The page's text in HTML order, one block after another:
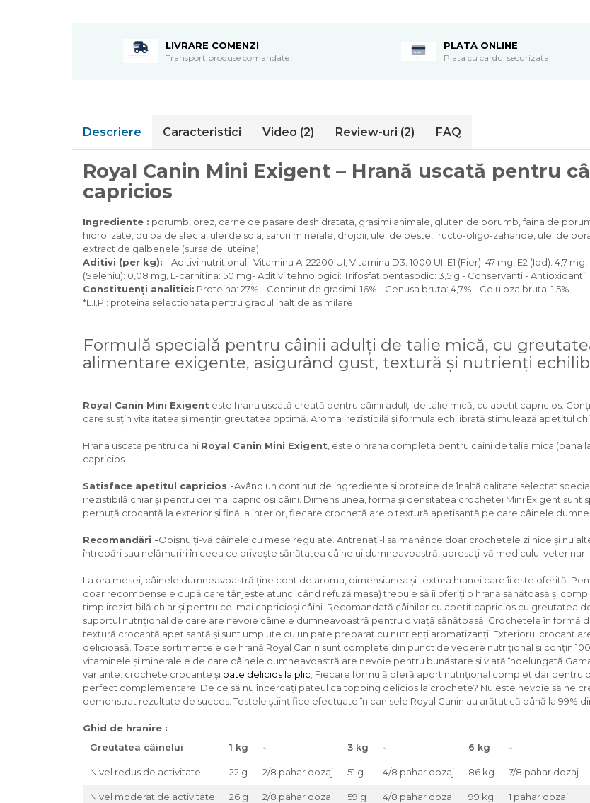
Neoane si LED-uri pentru acvarii
Fertilizatori acvarii
Tratamente pesti acvariu
Furtune si conectori acvarii
Conditioneri apa acvariu
Decoruri si plante artificiale
Accesorii acvarii
Piese de schimb
Colivii pentru pasari
Incalzitoare si pompe terarii
Solutii iluminat terarii
Accesorii diverse terarii
Conditioner apa iaz
Hrana pesti iazuri
LIVRARE COMENZI
Transport produse comandate
PLATA ONLINE
Plata cu cardul securizata
Descriere Caracteristici Video (2) Review-uri (2) FAQ
Royal Canin Mini Exigent – Hrană uscată pentru
capricios
Ingrediente : porumb, orez, carne de pasare deshidratata, grasimi animale, gluten de porumb, faina de
hidrolizate, pulpa de sfecla, ulei de soia, saruri minerale, drojdii, ulei de peste, fructo-oligo-zaharide, ulei de
extract de galbenele (sursa de luteina).
Aditivi (per kg): - Aditivi nutritionali: Vitamina A: 22200 UI, Vitamina D3: 1000 UI, E1 (Fier): 47 mg, E2 (Iod): 4,7
(Seleniu): 0,08 mg, L-carnitina: 50 mg- Aditivi tehnologici: Trifosfat pentasodic: 3,5 g - Conservanti - Antioxidanti.
Constituenţi analitici: Proteina: 27% - Continut de grasimi: 16% - Cenusa bruta: 4,7% - Celuloza bruta: 1,5%.
*L.I.P.: proteina selectionata pentru gradul inalt de asimilare.
Formulă specială pentru câinii adulți de talie mică, cu
alimentare exigente, asigurând gust, textură și nutrienți
Royal Canin Mini Exigent este hrana uscată creată pentru câinii adulți de talie mică, cu apetit capricios.
care susțin vitalitatea și mențin greutatea optimă. Aroma irezistibilă și formula echilibrată stimulează apetitul
Hrana uscata pentru caini Royal Canin Mini Exigent , este o hrana completa pentru caini de talie mica (pana
capricios
Satisface apetitul capricios -Având un conținut de ingrediente și proteine de înaltă calitate selectat
irezistibilă chiar și pentru cei mai capricioși câini. Dimensiunea, forma și densitatea crochetei Mini Exigent
pernuță crocantă la exterior și fină la interior, fiecare crochetă are o textură apetisantă pe care câinele
Recomandări -Obișnuiți-vă câinele cu mese regulate. Antrenați-l să mănânce doar crochetele zilnice și nu
întrebări sau nelămuriri în ceea ce privește sănătatea câinelui dumneavoastră, adresați-vă medicului veterinar.
La ora mesei, câinele dumneavoastră ține cont de aroma, dimensiunea și textura hranei care îi este oferită.
doar recompensele după care tânjește atunci când refuză masa) trebuie să îi oferiți o hrană sănătoasă și
timp irezistibilă chiar și pentru cei mai capricioși câini. Recomandată câinilor cu apetit capricios cu greutatea
suportul nutrițional de care are nevoie câinele dumneavoastră pentru o viață sănătoasă. Crochetele în formă
textură crocantă apetisantă și sunt umplute cu un pate preparat cu nutrienți aromatizanți. Exteriorul crocant
delicioasă. Toate sortimentele de hrană Royal Canin sunt complete din punct de vedere nutrițional și conțin
vitaminele și mineralele de care câinele dumneavoastră are nevoie pentru bunăstare și viață îndelungată
variante: crochete crocante și pate delicios la plic; Fiecare formulă oferă aport nutrițional complet dar
perfect complementare. De ce să nu încercați pateul ca topping delicios la crochete? Nu este nevoie să ne
demonstrat rezultate de succes. Testele științifice efectuate în canisele Royal Canin au arătat că până la 99%
Ghid de hranire :
Greutatea câinelui
1 kg - 3 kg - 6 kg -
Nivel redus de activitate 22 g 2/8 pahar dozaj 51 g 4/8 pahar dozaj 86 kg 7/8 pahar dozaj
Nivel moderat de activitate 26 g 2/8 pahar dozaj 59 g 4/8 pahar dozaj 99 kg 1 pahar dozaj